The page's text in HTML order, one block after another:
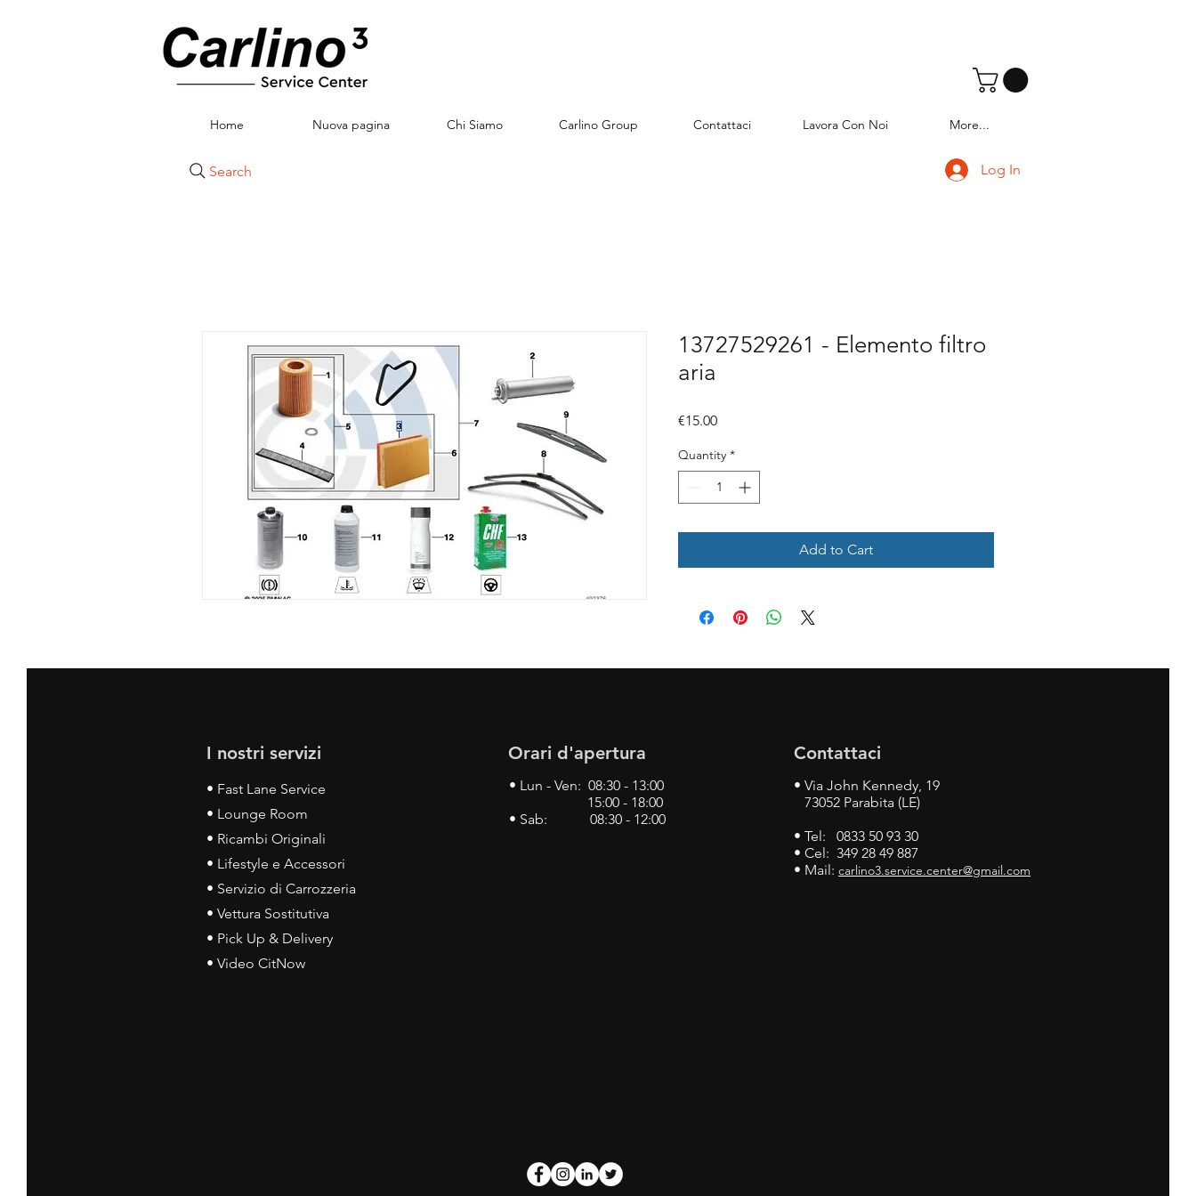
Home Nuova pagina Chi Siamo Carlino Group Contattaci Lavora Con Noi More...
Search Log In
13727529261 - Elemento filtro
aria
€15.00Price
Quantity *
Add to Cart
I nostri servizi
• Fast Lane Service
• Lounge Room
• Ricambi Originali
• Lifestyle e Accessori
• Servizio di Carrozzeria
• Vettura Sostitutiva
• Pick Up & Delivery
• Video CitNow
Orari d'apertura
• Lun - Ven: 08:30 - 13:00
15:00 - 18:00
• Sab: 08:30 - 12:00
Contattaci
• Via John Kennedy, 19
73052 Parabita (LE)
• Tel: 0833 50 93 30
• Cel: 349 28 49 887
• Mail: carlino3.service.center@gmail.com